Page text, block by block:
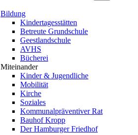
Ergebnisse
Bildung
Kindertagesstätten
Betreute Grundschule
Geestlandschule
AVHS
Bücherei
Miteinander
Kinder & Jugendliche
Mobilität
Kirche
Soziales
Kommunalpräventiver Rat
Bauhof Kropp
Der Hamburger Friedhof